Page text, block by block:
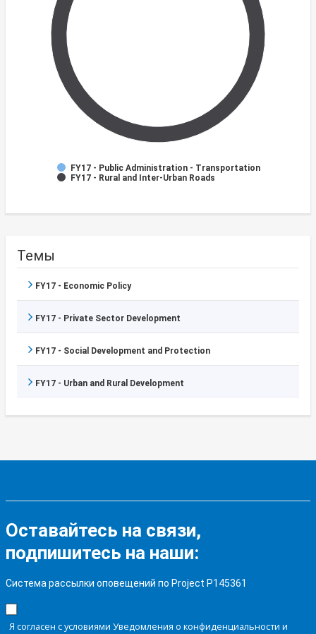
FY17 - Public Administration - Transportation
FY17 - Rural and Inter-Urban Roads
Темы
FY17 - Economic Policy
FY17 - Private Sector Development
FY17 - Social Development and Protection
FY17 - Urban and Rural Development
Оставайтесь на связи,
подпишитесь на наши:
Система рассылки оповещений по Project P145361
Я согласен с условиями Уведомления о конфиденциальности и